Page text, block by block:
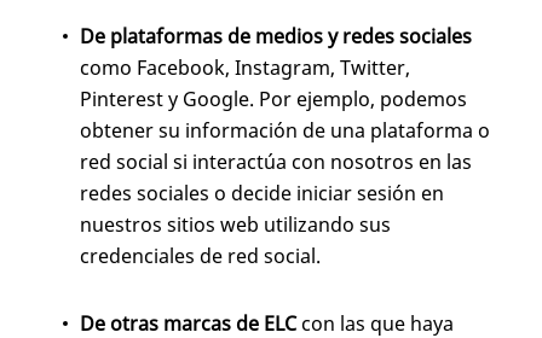
De plataformas de medios y redes sociales
como Facebook, Instagram, Twitter,
Pinterest y Google. Por ejemplo, podemos
obtener su información de una plataforma o
red social si interactúa con nosotros en las
redes sociales o decide iniciar sesión en
nuestros sitios web utilizando sus
credenciales de red social.
De otras marcas de ELCcon las que haya